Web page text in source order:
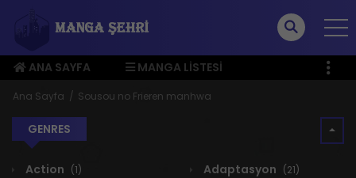
ANA SAYFA
MANGA LISTESI
ÜYE MENÜSÜ
Ana Sayfa Sousou no Frieren manhwa
GENRES
Action (1) Adaptasyon (21)